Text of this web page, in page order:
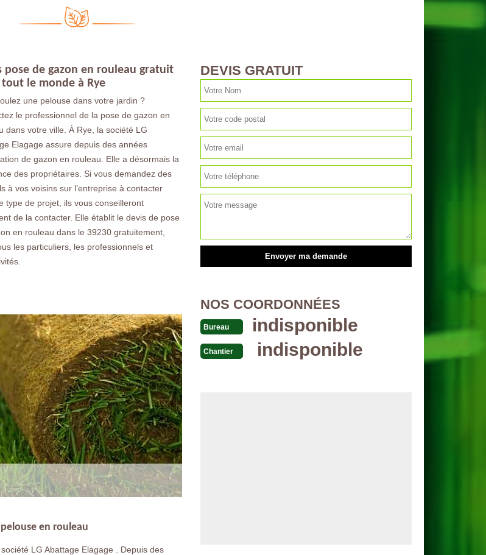
pose de gazon en rouleau gratuit
le monde à Rye
une pelouse dans votre jardin ?
le professionnel de la pose de gazon en
dans votre ville. À Rye, la société LG
Elagage assure depuis des années
de gazon en rouleau. Elle a désormais la
des propriétaires. Si vous demandez des
à vos voisins sur l’entreprise à contacter
type de projet, ils vous conseilleront
de la contacter. Elle établit le devis de pose
en rouleau dans le 39230 gratuitement,
les particuliers, les professionnels et
en rouleau
LG Abattage Elagage . Depuis des
DEVIS GRATUIT
NOS COORDONNÉES
Bureau indisponible
Chantier indisponible